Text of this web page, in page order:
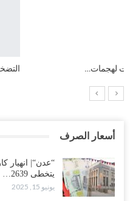
التضخم السنوي لمنطقة اليورو..
أسعار الصرف
“عدن“| انهيار
يتخطى 2639…
يونيو 15, 2025